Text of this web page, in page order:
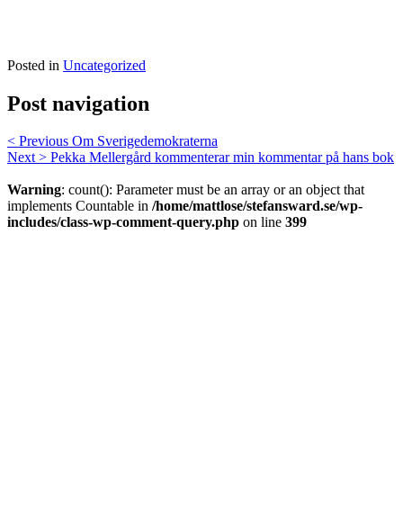
Posted in Uncategorized
Post navigation
< Previous Om Sverigedemokraterna
Next > Pekka Mellergård kommenterar min kommentar på hans bok
Warning: count(): Parameter must be an array or an object that
implements Countable in /home/mattlose/stefansward.se/wp-
includes/class-wp-comment-query.php on line 399